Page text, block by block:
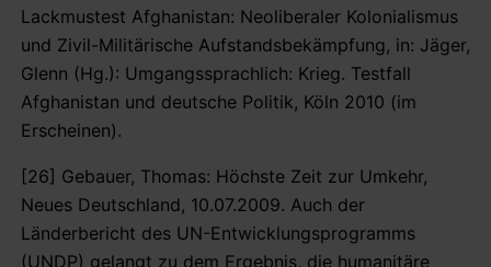
Lackmustest Afghanistan: Neoliberaler Kolonialismus
und Zivil-Militärische Aufstandsbekämpfung, in: Jäger,
Glenn (Hg.): Umgangssprachlich: Krieg. Testfall
Afghanistan und deutsche Politik, Köln 2010 (im
Erscheinen).
[26] Gebauer, Thomas: Höchste Zeit zur Umkehr,
Neues Deutschland, 10.07.2009. Auch der
Länderbericht des UN-Entwicklungsprogramms
(UNDP) gelangt zu dem Ergebnis, die humanitäre